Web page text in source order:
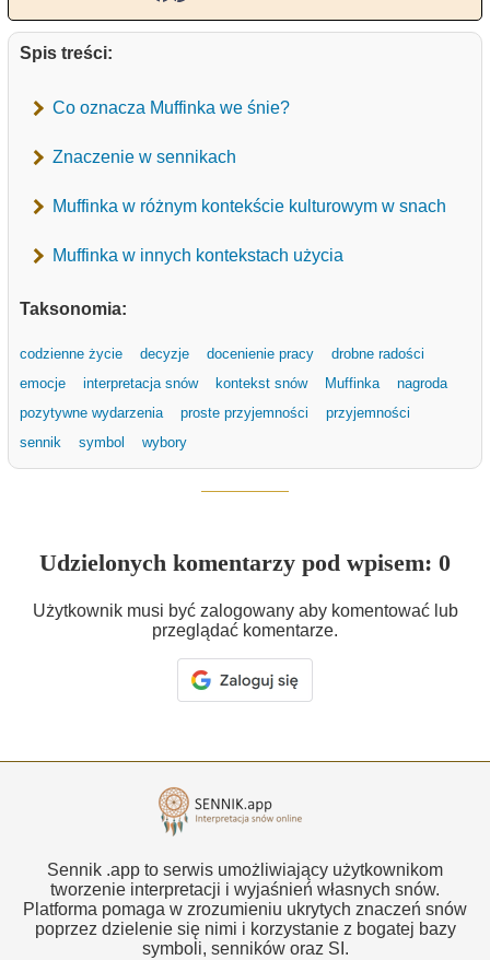
Spis treści:
Co oznacza Muffinka we śnie?
Znaczenie w sennikach
Muffinka w różnym kontekście kulturowym w snach
Muffinka w innych kontekstach użycia
Taksonomia:
codzienne życie decyzje docenienie pracy
drobne radości
emocje
interpretacja snów kontekst snów Muffinka
nagroda
pozytywne wydarzenia
proste przyjemności
przyjemności
sennik
symbol wybory
Udzielonych komentarzy pod wpisem: 0
Użytkownik musi być zalogowany aby komentować lub
przeglądać komentarze.
Sennik .app to serwis umożliwiający użytkownikom
tworzenie interpretacji i wyjaśnień własnych snów.
Platforma pomaga w zrozumieniu ukrytych znaczeń snów
poprzez dzielenie się nimi i korzystanie z bogatej bazy
symboli, senników oraz SI.